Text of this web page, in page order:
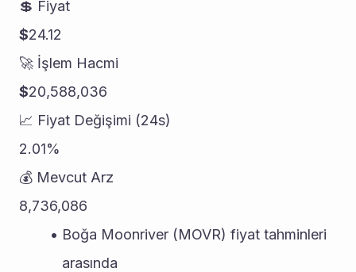
💲 Fiyat
$24.12
🚀 İşlem Hacmi
$20,588,036
📈 Fiyat Değişimi (24s)
2.01%
💰 Mevcut Arz
8,736,086
Boğa Moonriver (MOVR) fiyat tahminleri
arasında